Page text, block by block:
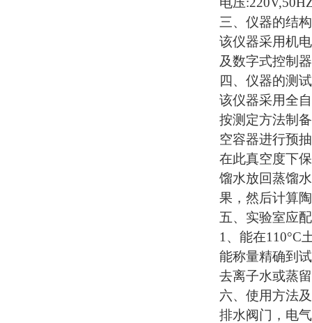
三、 仪器的结
该仪器采用机
及数字式控制
四、仪器的测
该仪器采用全
按测定方法制
空容器进行预
在此真空度下
馏水放回蒸馏
果，然后计算
五、 实验室应
1、能在110°C
能称量精确到
去离子水或蒸
六、使用方法
排水阀门， 电